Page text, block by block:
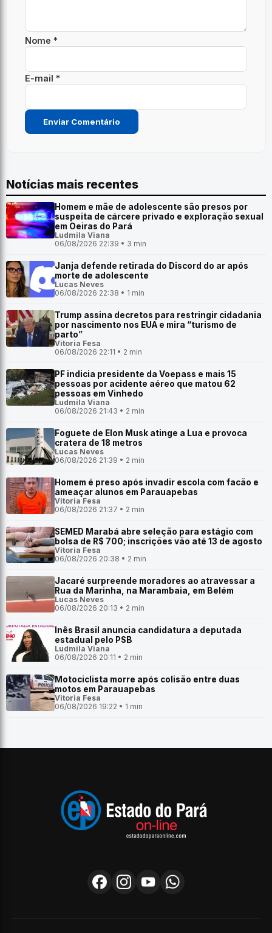
Nome *
E-mail *
Notícias mais recentes
Homem e mãe de adolescente são presos por
suspeita de cárcere privado e exploração sexual
em Oeiras do Pará
Ludmila Viana
06/08/2026 22:39 • 3 min
Janja defende retirada do Discord do ar após
morte de adolescente
Lucas Neves
06/08/2026 22:38 • 1 min
Trump assina decretos para restringir cidadania
por nascimento nos EUA e mira “turismo de
parto”
Vitoria Fesa
06/08/2026 22:11 • 2 min
PF indicia presidente da Voepass e mais 15
pessoas por acidente aéreo que matou 62
pessoas em Vinhedo
Ludmila Viana
06/08/2026 21:43 • 2 min
Foguete de Elon Musk atinge a Lua e provoca
cratera de 18 metros
Lucas Neves
06/08/2026 21:39 • 2 min
Homem é preso após invadir escola com facão e
ameaçar alunos em Parauapebas
Vitoria Fesa
06/08/2026 21:37 • 2 min
SEMED Marabá abre seleção para estágio com
bolsa de R$ 700; inscrições vão até 13 de agosto
Vitoria Fesa
06/08/2026 20:38 • 2 min
Jacaré surpreende moradores ao atravessar a
Rua da Marinha, na Marambaia, em Belém
Lucas Neves
06/08/2026 20:13 • 2 min
Inês Brasil anuncia candidatura a deputada
estadual pelo PSB
Ludmila Viana
06/08/2026 20:11 • 2 min
Motociclista morre após colisão entre duas
motos em Parauapebas
Vitoria Fesa
06/08/2026 19:22 • 1 min